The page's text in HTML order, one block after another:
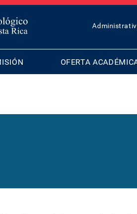
TOP
MENU
OFERTA